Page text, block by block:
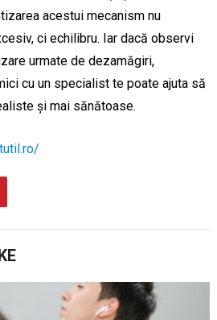
acestui mecanism nu
ci echilibru. Iar dacă observi
urmate de dezamăgiri,
cu un specialist te poate ajuta să
și mai sănătoase.